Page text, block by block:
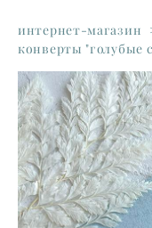
интернет-магазин
конверты "голубые